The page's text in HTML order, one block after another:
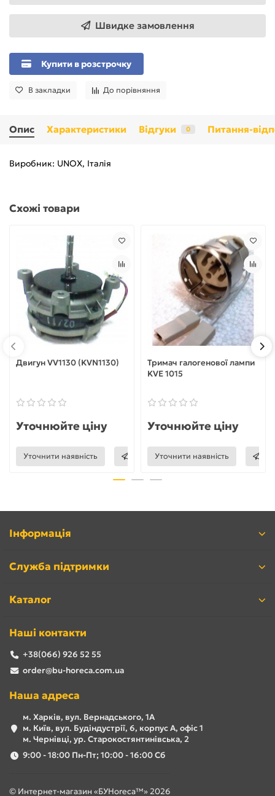
Швидке замовлення
Купити в розстрочку
В закладки До порівняння
Опис Характеристики Відгуки 0 Питання-
Виробник: UNOX, Італія
Схожі товари
Двигун VV1130 (KVN1130)
Уточнюйте ціну
Уточнити наявність
Тримач галогенової лампи
KVE 1015
Уточнюйте ціну
Уточнити наявність
Інформація
Служба підтримки
Каталог
Наші контакти
+38(066) 926 52 55
order@bu-horeca.com.ua
Наша адреса
м. Харків, вул. Вернадського, 1А
м. Київ, вул. Будіндустрії, 6, корпус А, офіс 1
м. Чернівці, ур. Старокостянтинівська, 2
9:00 - 18:00 Пн-Пт; 10:00 - 16:00 Сб
© Интернет-магазин «БУHoreca™» 2026